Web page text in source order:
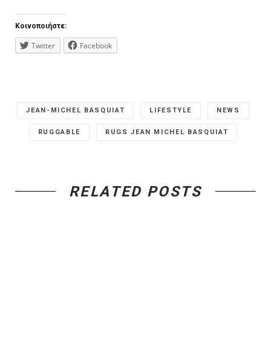
Κοινοποιήστε:
Twitter Facebook
JEAN-MICHEL BASQUIAT LIFESTYLE NEWS
RUGGABLE RUGS JEAN MICHEL BASQUIAT
RELATED POSTS